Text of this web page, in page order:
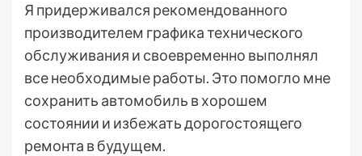
Я придерживался рекомендованного
производителем графика технического
обслуживания и своевременно выполнял
все необходимые работы. Это помогло мне
сохранить автомобиль в хорошем
состоянии и избежать дорогостоящего
ремонта в будущем.